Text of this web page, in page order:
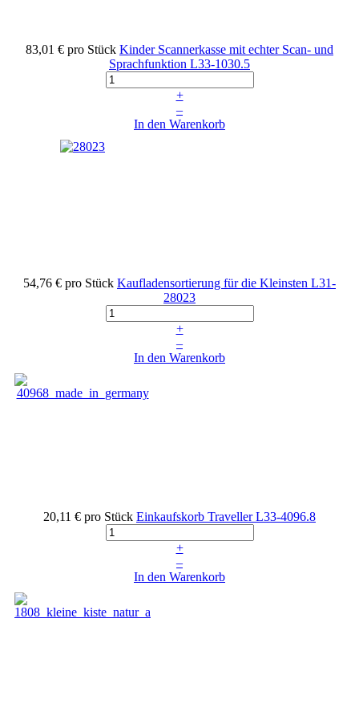
83,01 € pro Stück Kinder Scannerkasse mit echter Scan- und
Sprachfunktion L33-1030.5
+
–
In den Warenkorb
54,76 € pro Stück Kaufladensortierung für die Kleinsten L31-
28023
+
–
In den Warenkorb
20,11 € pro Stück Einkaufskorb TravellerL33-4096.8
+
–
In den Warenkorb